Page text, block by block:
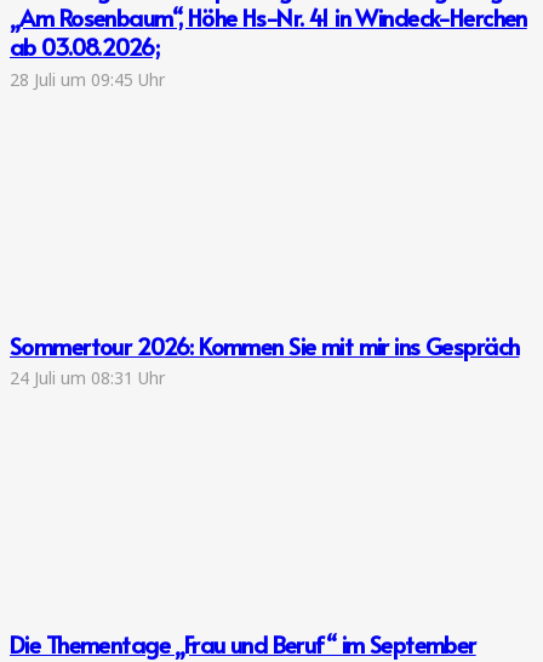
„Am Rosenbaum“, Höhe Hs-Nr. 41 in Windeck-Herchen
ab 03.08.2026;
28 Juli um 09:45 Uhr
Sommertour 2026: Kommen Sie mit mir ins Gespräch
24 Juli um 08:31 Uhr
Die Thementage „Frau und Beruf“ im September